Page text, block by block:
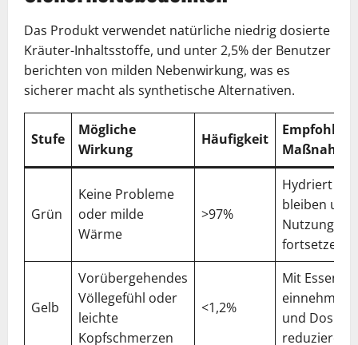
Das Produkt verwendet natürliche niedrig dosierte
Kräuter-Inhaltsstoffe, und unter 2,5% der Benutzer
berichten von milden Nebenwirkung, was es
sicherer macht als synthetische Alternativen.
Stufe
Mögliche
Wirkung
Häufigkeit
Empfohlene
Maßnahme
Grün
Keine Probleme
oder milde
Wärme
>97%
Hydriert
bleiben und
Nutzung
fortsetzen
Gelb
Vorübergehendes
Völlegefühl oder
leichte
Kopfschmerzen
<1,2%
Mit Essen
einnehmen
und Dosis
reduzieren